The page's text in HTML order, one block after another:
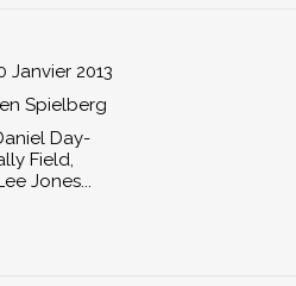
Janvier 2013
Spielberg
Day-
Field,
Jones...